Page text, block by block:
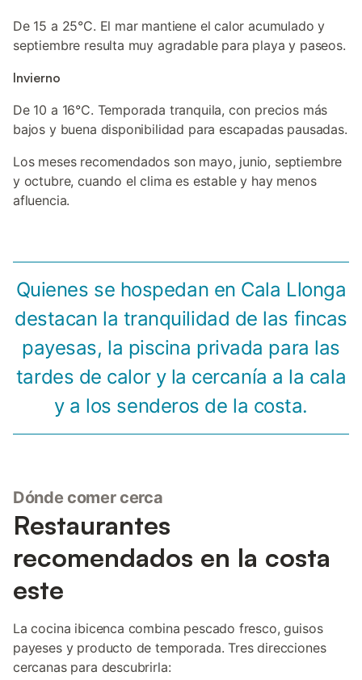
De 15 a 25°C. El mar mantiene el calor acumulado y
septiembre resulta muy agradable para playa y paseos.
Invierno
De 10 a 16°C. Temporada tranquila, con precios más
bajos y buena disponibilidad para escapadas pausadas.
Los meses recomendados son mayo, junio, septiembre
y octubre, cuando el clima es estable y hay menos
afluencia.
Quienes se hospedan en Cala Llonga
destacan la tranquilidad de las fincas
payesas, la piscina privada para las
tardes de calor y la cercanía a la cala
y a los senderos de la costa.
Dónde comer cerca
Restaurantes
recomendados en la costa
este
La cocina ibicenca combina pescado fresco, guisos
payeses y producto de temporada. Tres direcciones
cercanas para descubrirla: